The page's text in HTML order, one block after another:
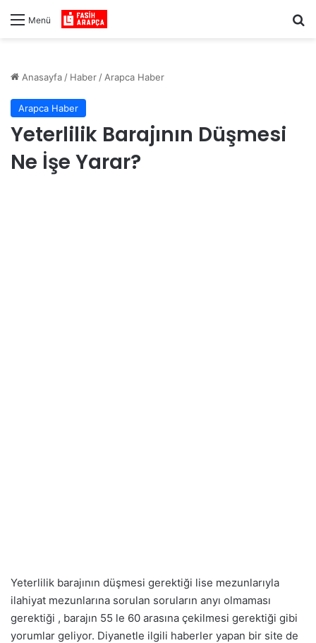
Menü
Anasayfa / Haber / Arapca Haber
Arapca Haber
Yeterlilik Barajının Düşmesi
Ne İşe Yarar?
Yeterlilik barajının düşmesi gerektiği lise mezunlarıyla
ilahiyat mezunlarına sorulan soruların anyı olmaması
gerektiği , barajın 55 le 60 arasına çekilmesi gerektiği gibi
yorumlar geliyor. Diyanetle ilgili haberler yapan bir site de